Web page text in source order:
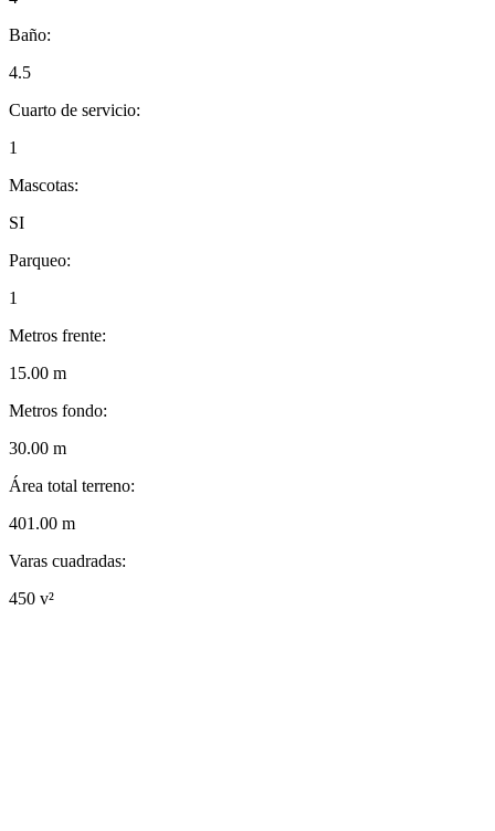
Baño:
4.5
Cuarto de servicio:
1
Mascotas:
SI
Parqueo:
1
Metros frente:
15.00 m
Metros fondo:
30.00 m
Área total terreno:
401.00 m
Varas cuadradas:
450 v²